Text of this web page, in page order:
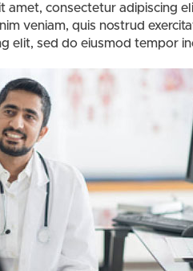
amet, consectetur adipiscing
veniam, quis nostrud
elit, sed do eiusmod tempor